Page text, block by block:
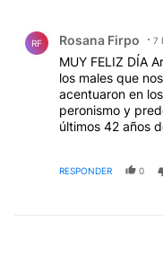
RF Rosana Firpo 7
MUY FELIZ DÍA
los males que
acentuaron en
peronismo y
últimos 42 años
nada como los
JACTANCIA de
RESPONDER 0